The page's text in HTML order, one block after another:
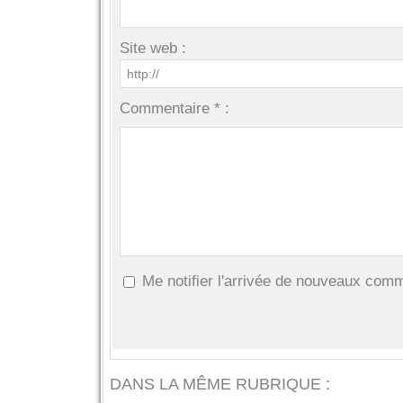
Site web :
Commentaire * :
Me notifier l'arrivée de nouveaux
DANS LA MÊME RUBRIQUE :